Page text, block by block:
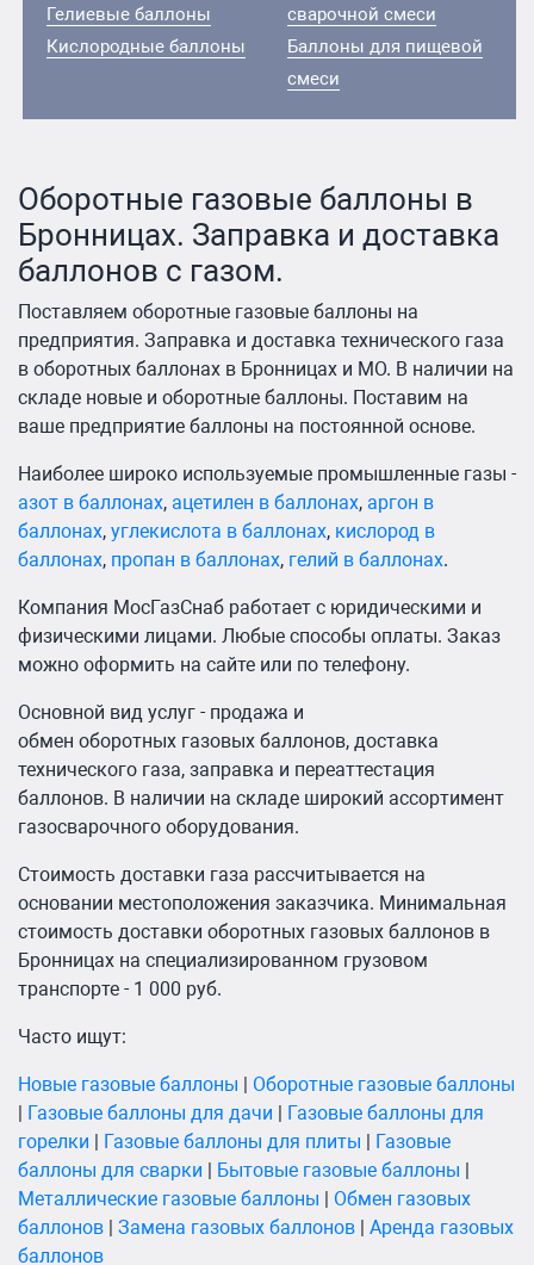
Гелиевые баллоны
Кислородные баллоны
сварочной смеси
Баллоны для пищевой
смеси
Оборотные газовые баллоны в
Бронницах. Заправка и доставка
баллонов с газом.
Поставляем оборотные газовые баллоны на
предприятия. Заправка и доставка технического газа
в оборотных баллонах в Бронницах и МО. В наличии на
складе новые и оборотные баллоны. Поставим на
ваше предприятие баллоны на постоянной основе.
Наиболее широко используемые промышленные газы -
азот в баллонах, ацетилен в баллонах, аргон в
баллонах, углекислота в баллонах, кислород в
баллонах, пропан в баллонах, гелий в баллонах.
Компания МосГазСнаб работает с юридическими и
физическими лицами. Любые способы оплаты. Заказ
можно оформить на сайте или по телефону.
Основной вид услуг - продажа и
обмен оборотных газовых баллонов, доставка
технического газа, заправка и переаттестация
баллонов. В наличии на складе широкий ассортимент
газосварочного оборудования.
Стоимость доставки газа рассчитывается на
основании местоположения заказчика. Минимальная
стоимость доставки оборотных газовых баллонов в
Бронницах на специализированном грузовом
транспорте - 1 000 руб.
Часто ищут:
Новые газовые баллоны | Оборотные газовые баллоны
| Газовые баллоны для дачи | Газовые баллоны для
горелки | Газовые баллоны для плиты | Газовые
баллоны для сварки | Бытовые газовые баллоны |
Металлические газовые баллоны | Обмен газовых
баллонов | Замена газовых баллонов | Аренда газовых
баллонов